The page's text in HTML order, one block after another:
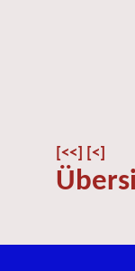
[<<] [<]